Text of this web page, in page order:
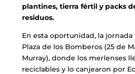
plantines, tierra fértil y packs
residuos.
En esta oportunidad, la
Plaza de los Bomberos (25 de
Murray), donde los merlenses
reciclables y lo canjearon por